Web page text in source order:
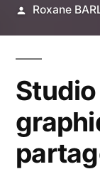
Publié
Roxane